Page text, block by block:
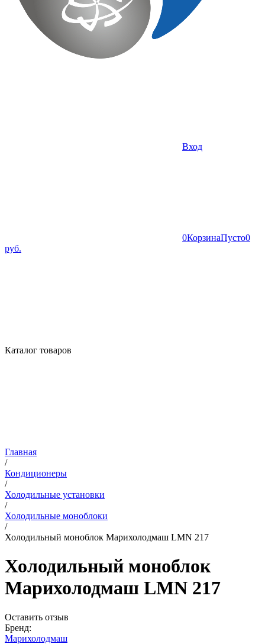
Вход
0КорзинаПусто0
руб.
Каталог товаров
Главная
/
Кондиционеры
/
Холодильные установки
/
Холодильные моноблоки
/
Холодильный моноблок Марихолодмаш LMN 217
Холодильный моноблок
Марихолодмаш LMN 217
Оставить отзыв
Бренд:
Марихолодмаш